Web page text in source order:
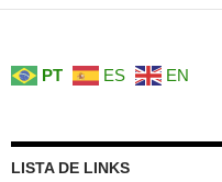
PT ES EN
LISTA DE LINKS